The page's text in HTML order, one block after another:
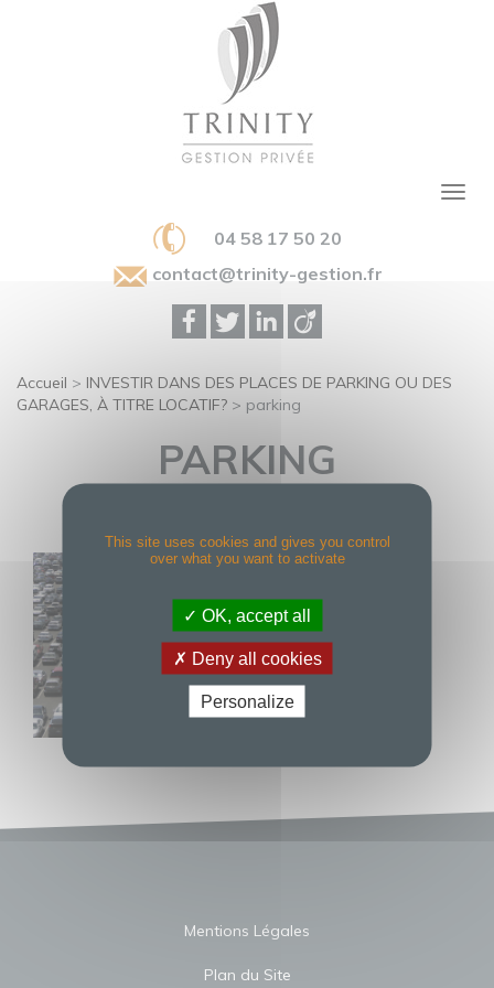
04 58 17 50 20
contact@trinity-gestion.fr
Accueil > INVESTIR DANS DES PLACES DE PARKING OU DES
GARAGES, À TITRE LOCATIF? > parking
PARKING
Mentions Légales
Plan du Site
This site uses cookies and gives you control
over what you want to activate
OK, accept all
Deny all cookies
Personalize